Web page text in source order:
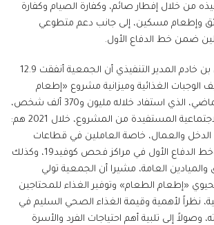
من خلال إفطار صائم، وكفارة الصيام وكفارة
وإطعام مسكين، إلى جانب دعم متطوعي
ضمن خط الدفاع الأول.
وأفاد عبدالله سلطان بن خادم المدير التنفيذي أن الجمعية أنفقت 12.9
الوجبات الغذائية وميزانية مشروع «إطعام
الطعام» في العام الماضي، الذي استفاد خلاله مليون و370 ألف شخص،
موضحا أن الشرائح الاجتماعية المستفيدة من المشروع، خلال 2021 هم:
والعمال، خاصة العاملين في قطاعات
التشييد والإنشاءات وخط الدفاع الأول في مراكز فحص كوفيد19، وكذلك
العامة، مشيرا أن الجمعية تولي
«إطعام الطعام» وتوفير الغذاء للمحتاجين
نظراً لأهمية وقيمة الغذاء الصحي السليم في
وصولاً إلى تلبية أهم احتياجات الفرد والأسرة